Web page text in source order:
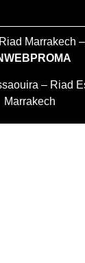
Marrakech
– Riad
Marrakech